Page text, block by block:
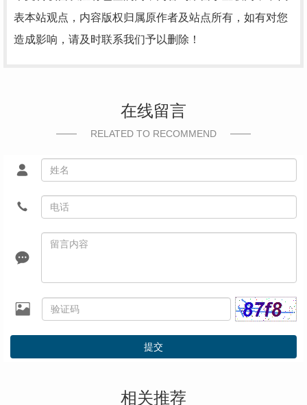
表本站观点，内容版权归属原作者及站点所有，如有对您
造成影响，请及时联系我们予以删除！
在线留言
RELATED TO RECOMMEND
提交
相关推荐